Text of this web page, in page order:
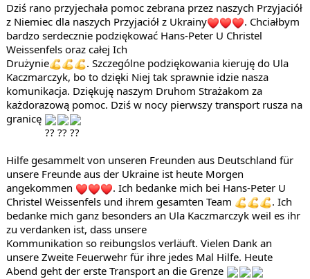
Dziś rano przyjechała pomoc zebrana przez naszych Przyjaciół
z Niemiec dla naszych Przyjaciół z Ukrainy
. Chciałbym
bardzo serdecznie podziękować Hans-Peter U Christel
Weissenfels oraz całej Ich
Drużynie
. Szczególne podziękowania kieruję do Ula
Kaczmarczyk, bo to dzięki Niej tak sprawnie idzie nasza
komunikacja. Dziękuję naszym Druhom Strażakom za
każdorazową pomoc. Dziś w nocy pierwszy transport rusza na
granicę
Hilfe gesammelt von unseren Freunden aus Deutschland für
unsere Freunde aus der Ukraine ist heute Morgen
angekommen
. Ich bedanke mich bei Hans-Peter U
Christel Weissenfels und ihrem gesamten Team
. Ich
bedanke mich ganz besonders an Ula Kaczmarczyk weil es ihr
zu verdanken ist, dass unsere
Kommunikation so reibungslos verläuft. Vielen Dank an
unsere Zweite Feuerwehr für ihre jedes Mal Hilfe. Heute
Abend geht der erste Transport an die Grenze